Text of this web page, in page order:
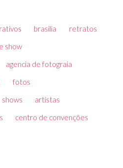
brasilia
retratos
show
agencia de fotograia
fotos
shows
artistas
centro de convenções